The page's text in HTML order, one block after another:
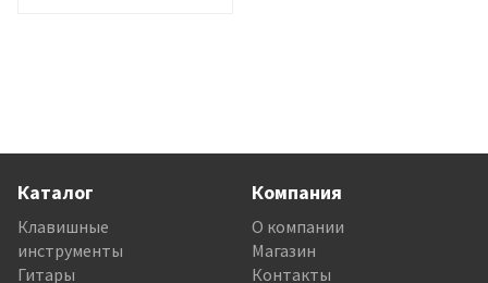
Каталог
Клавишные
инструменты
Гитары
Компания
О компании
Магазин
Контакты